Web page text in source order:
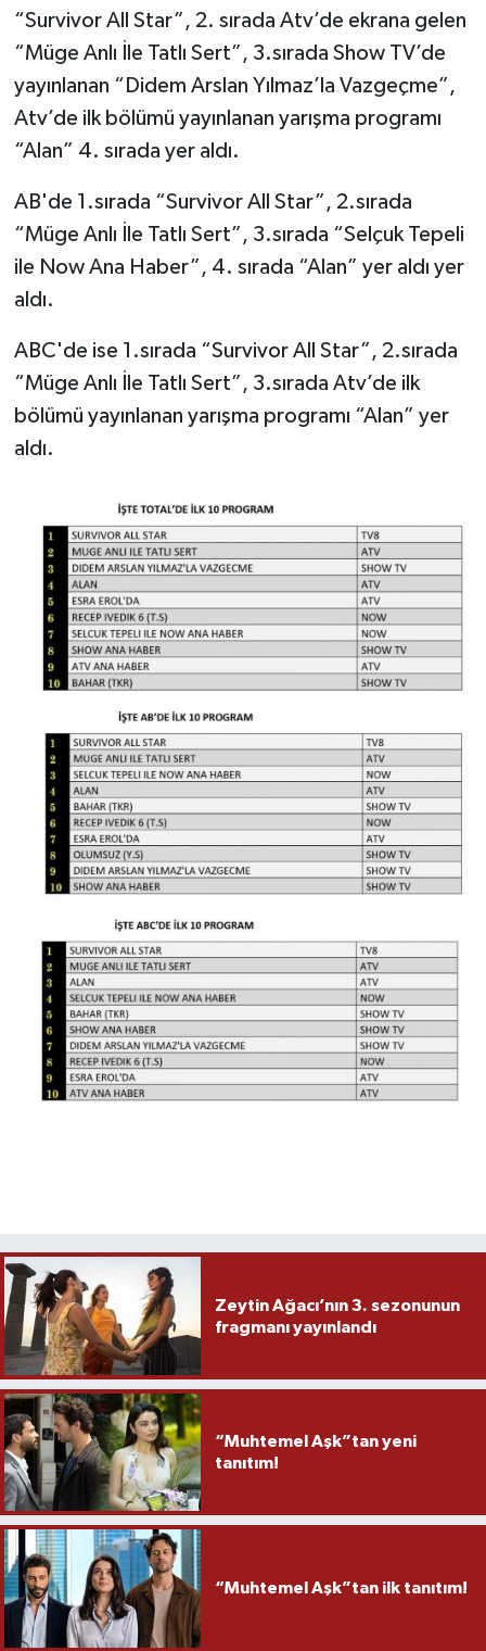
“Survivor All Star”, 2. sırada Atv’de ekrana gelen
“Müge Anlı İle Tatlı Sert”, 3.sırada Show TV’de
yayınlanan “Didem Arslan Yılmaz’la Vazgeçme”,
Atv’de ilk bölümü yayınlanan yarışma programı
“Alan” 4. sırada yer aldı.
AB'de 1.sırada “Survivor All Star”, 2.sırada
“Müge Anlı İle Tatlı Sert”, 3.sırada “Selçuk Tepeli
ile Now Ana Haber”, 4. sırada “Alan” yer aldı yer
aldı.
ABC'de ise 1.sırada “Survivor All Star”, 2.sırada
“Müge Anlı İle Tatlı Sert”, 3.sırada Atv’de ilk
bölümü yayınlanan yarışma programı “Alan” yer
aldı.
Zeytin Ağacı’nın 3. sezonunun
fragmanı yayınlandı
“Muhtemel Aşk”tan yeni
tanıtım!
“Muhtemel Aşk”tan ilk tanıtım!